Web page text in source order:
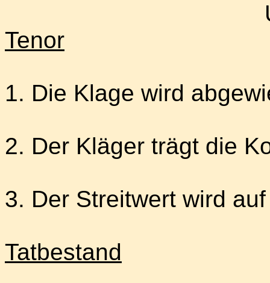
Tenor
1. Die Klage wird
2. Der Kläger trägt die
3. Der Streitwert wird
Tatbestand